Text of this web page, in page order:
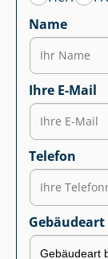
Name
Ihre E-Mail
Telefon
Gebäudeart